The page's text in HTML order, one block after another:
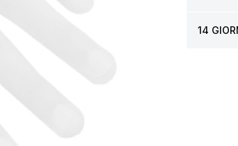
14